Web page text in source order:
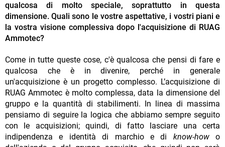
qualcosa di molto speciale, soprattutto in questa
dimensione. Quali sono le vostre aspettative, i vostri piani e
la vostra visione complessiva dopo l'acquisizione di RUAG
Ammotec?
Come in tutte queste cose, c'è qualcosa che pensi di fare e
qualcosa che è in divenire, perché in generale
un'acquisizione è un progetto complesso. L’acquisizione di
RUAG Ammotec è molto complessa, data la dimensione del
gruppo e la quantità di stabilimenti. In linea di massima
pensiamo di seguire la logica che abbiamo sempre seguito
con le acquisizioni; quindi, di fatto lasciare una certa
indipendenza e identità di marchio e di know-howo